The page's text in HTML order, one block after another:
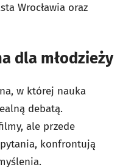
Wrocławia oraz
dla młodzieży
w której nauka
debatą.
ale przede
konfrontują